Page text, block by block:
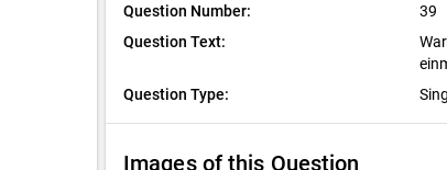
Question Number:
39
Question Text:
Question Type:
Images of this Question